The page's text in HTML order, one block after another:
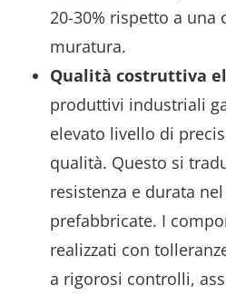
20-30% rispetto a una
muratura.
Qualità costruttiva
produttivi industriali
elevato livello di
qualità. Questo si
resistenza e durata
prefabbricate. I
realizzati con
a rigorosi controlli,